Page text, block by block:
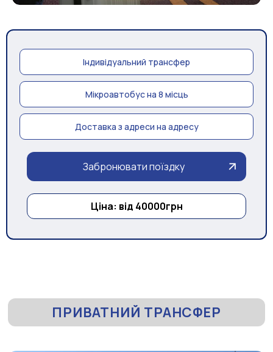
Індивідуальний трансфер
Мікроавтобус на 8 місць
Доставка з адреси на адресу
Забронювати поїздку
Ціна: від 40000грн
ПРИВАТНИЙ ТРАНСФЕР